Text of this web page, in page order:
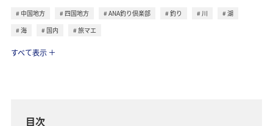
中国地方 四国地方 ANA釣り倶楽部 釣り 川
湖
海
国内
旅マエ
すべて表示
目次